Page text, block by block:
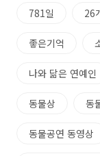
781일 26
좋은기억
나와 닮은 연예인
동물상 동
동물공연 동영상